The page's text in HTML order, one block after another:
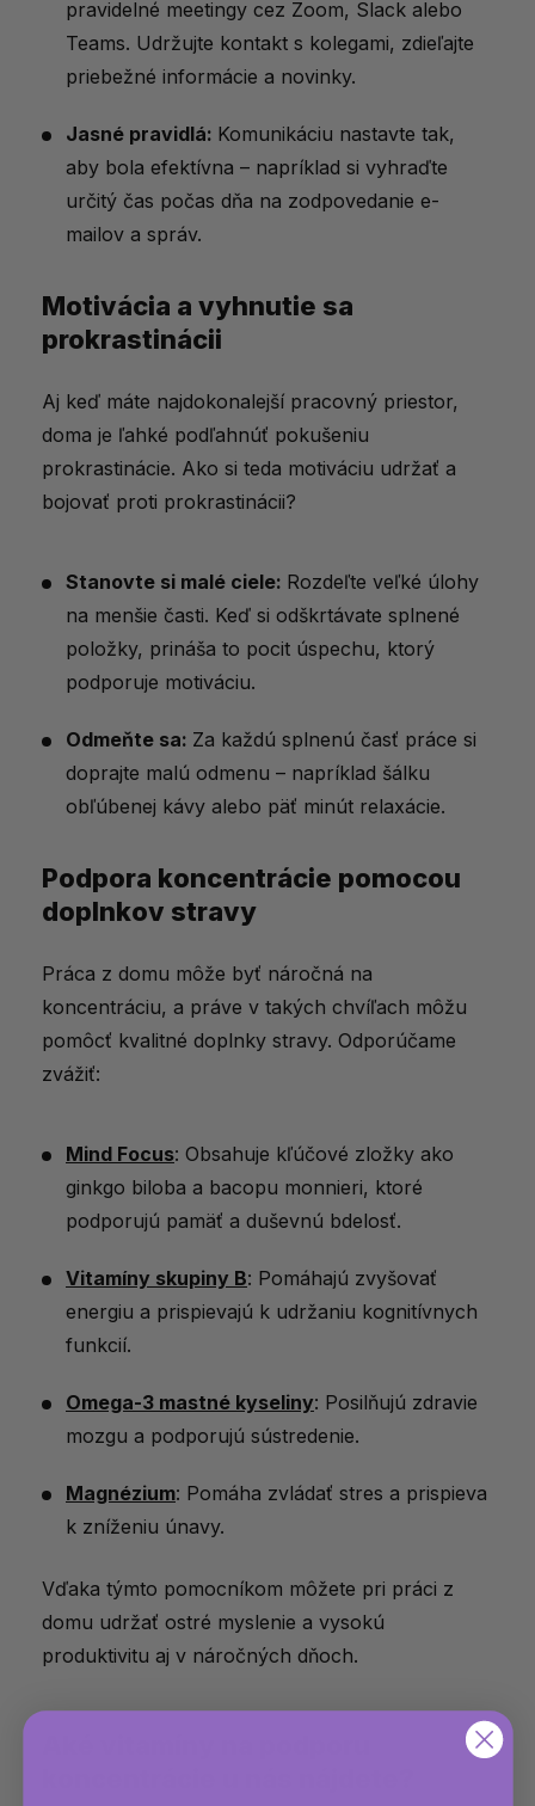
pravidelné meetingy cez Zoom, Slack alebo
Teams. Udržujte kontakt s kolegami, zdieľajte
priebežné informácie a novinky.
Jasné pravidlá: Komunikáciu nastavte tak,
aby bola efektívna – napríklad si vyhraďte
určitý čas počas dňa na zodpovedanie e-
mailov a správ.
Motivácia a vyhnutie sa
prokrastinácii
Aj keď máte najdokonalejší pracovný priestor,
doma je ľahké podľahnúť pokušeniu
prokrastinácie. Ako si teda motiváciu udržať a
bojovať proti prokrastinácii?
Stanovte si malé ciele: Rozdeľte veľké úlohy
na menšie časti. Keď si odškrtávate splnené
položky, prináša to pocit úspechu, ktorý
podporuje motiváciu.
Odmeňte sa: Za každú splnenú časť práce si
doprajte malú odmenu – napríklad šálku
obľúbenej kávy alebo päť minút relaxácie.
Podpora koncentrácie pomocou
doplnkov stravy
Práca z domu môže byť náročná na
koncentráciu, a práve v takých chvíľach môžu
pomôcť kvalitné doplnky stravy. Odporúčame
zvážiť:
Mind Focus: Obsahuje kľúčové zložky ako
ginkgo biloba a bacopu monnieri, ktoré
podporujú pamäť a duševnú bdelosť.
Vitamíny skupiny B: Pomáhajú zvyšovať
energiu a prispievajú k udržaniu kognitívnych
funkcií.
Omega-3 mastné kyseliny: Posilňujú zdravie
mozgu a podporujú sústredenie.
Magnézium: Pomáha zvládať stres a prispieva
k zníženiu únavy.
Vďaka týmto pomocníkom môžete pri práci z
domu udržať ostré myslenie a vysokú
produktivitu aj v náročných dňoch.